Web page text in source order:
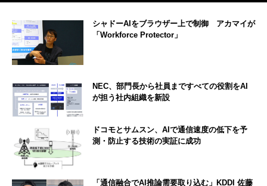
シャドーAIをブラウザー上で制御 アカマイが
「Workforce Protector」
NEC、部門長から社員まですべての役割をAI
が担う社内組織を新設
ドコモとサムスン、AIで通信速度の低下を予
測・防止する技術の実証に成功
「通信融合でAI推論需要取り込む」KDDI 佐藤